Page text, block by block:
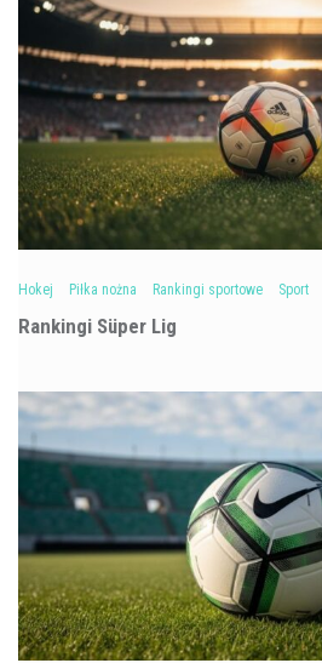
Hokej Piłka nożna Rankingi sportowe Sport
Rankingi Süper Lig